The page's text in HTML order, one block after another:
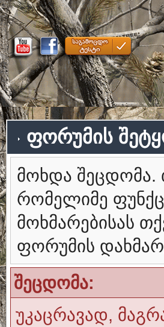
ფორუმის
მოხდა
რომელიმე
მოხმარებისას
ფორუმის
შეცდომა:
უკაცრავად,